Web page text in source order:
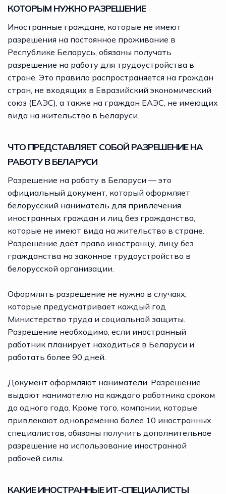
КОТОРЫМ НУЖНО РАЗРЕШЕНИЕ
Иностранные граждане, которые не имеют
разрешения на постоянное проживание в
Республике Беларусь, обязаны получать
разрешение на работу для трудоустройства в
стране. Это правило распространяется на граждан
стран, не входящих в Евразийский экономический
союз (ЕАЭС), а также на граждан ЕАЭС, не имеющих
вида на жительство в Беларуси.
ЧТО ПРЕДСТАВЛЯЕТ СОБОЙ РАЗРЕШЕНИЕ НА
РАБОТУ В БЕЛАРУСИ
Разрешение на работу в Беларуси — это
официальный документ, который оформляет
белорусский наниматель для привлечения
иностранных граждан и лиц без гражданства,
которые не имеют вида на жительство в стране.
Разрешение даёт право иностранцу, лицу без
гражданства на законное трудоустройство в
белорусской организации.
Оформлять разрешение не нужно в случаях,
которые предусматривает каждый год
Министерство труда и социальной защиты.
Разрешение необходимо, если иностранный
работник планирует находиться в Беларуси и
работать более 90 дней.
Документ оформляют наниматели. Разрешение
выдают нанимателю на каждого работника сроком
до одного года. Кроме того, компании, которые
привлекают одновременно более 10 иностранных
специалистов, обязаны получить дополнительное
разрешение на использование иностранной
рабочей силы.
КАКИЕ ИНОСТРАННЫЕ ИТ-СПЕЦИАЛИСТЫ